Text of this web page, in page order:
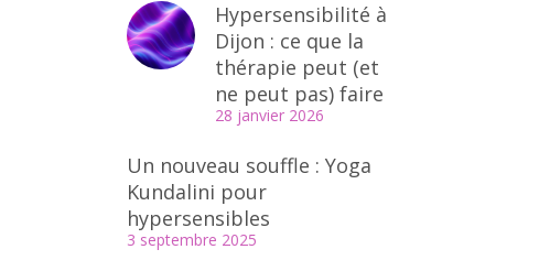
Hypersensibilité à
Dijon : ce que la
thérapie peut (et
ne peut pas) faire
28 janvier 2026
Un nouveau souffle : Yoga
Kundalini pour
hypersensibles
3 septembre 2025